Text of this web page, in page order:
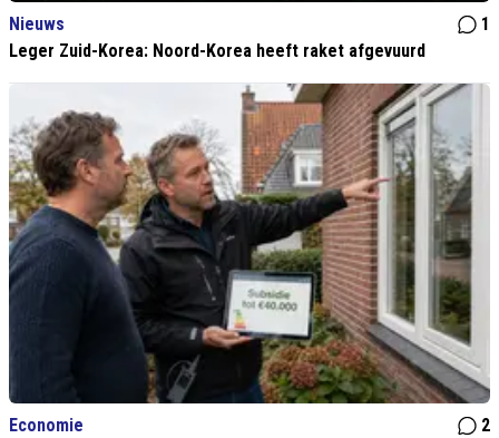
Nieuws
1
Leger Zuid-Korea: Noord-Korea heeft raket afgevuurd
Economie
2